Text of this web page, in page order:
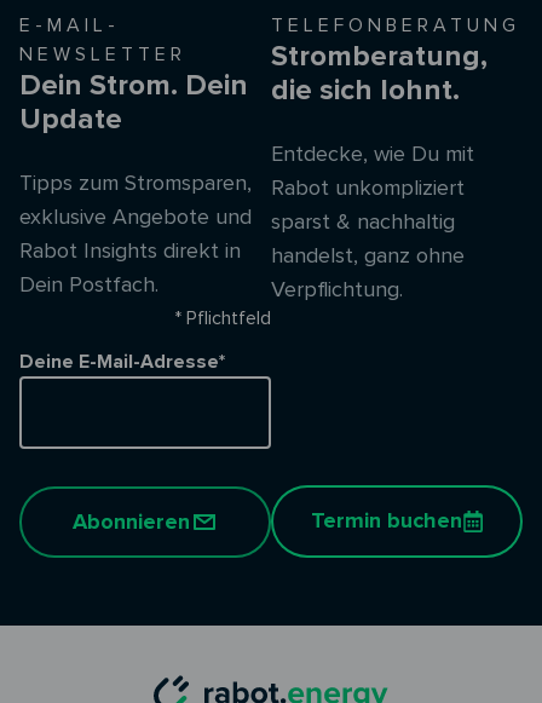
E-MAIL-
NEWSLETTER
Dein Strom. Dein
Update
Tipps zum Stromsparen,
exklusive Angebote und
Rabot Insights direkt in
Dein Postfach.
* Pflichtfeld
Deine E-Mail-Adresse*
Abonnieren
TELEFONBERATUNG
Stromberatung,
die sich lohnt.
Entdecke, wie Du mit
Rabot unkompliziert
sparst & nachhaltig
handelst, ganz ohne
Verpflichtung.
Termin buchen